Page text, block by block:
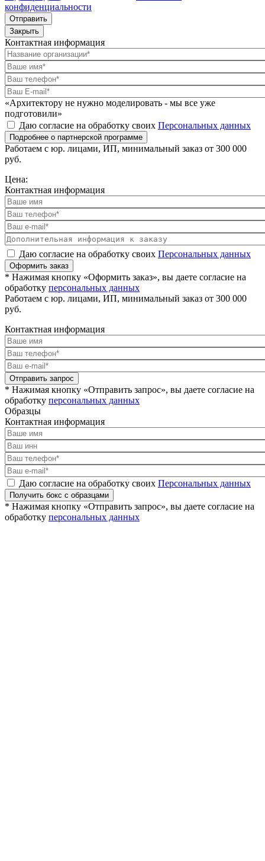
конфиденциальности
Отправить
Закрыть
Контактная информация
«Архитектору не нужно моделировать - мы все уже
подготовили»
Даю согласие на обработку своих Персональных данных
Подробнее о партнерской программе
Работаем с юр. лицами, ИП, минимальный заказ от 300 000
руб.
Цена:
Контактная информация
Даю согласие на обработку своих Персональных данных
Оформить заказ
* Нажимая кнопку «Оформить заказ», вы даете согласие на
обработку персональных данных
Работаем с юр. лицами, ИП, минимальный заказ от 300 000
руб.
Контактная информация
Отправить запрос
* Нажимая кнопку «Отправить запрос», вы даете согласие на
обработку персональных данных
Образцы
Контактная информация
Даю согласие на обработку своих Персональных данных
Получить бокс с образцами
* Нажимая кнопку «Отправить запрос», вы даете согласие на
обработку персональных данных